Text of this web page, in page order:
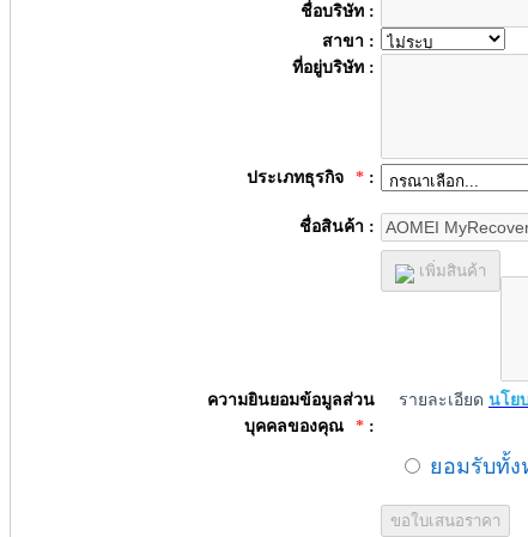
ชื่อบริษัท :
สาขา :
ที่อยู่บริษัท :
ประเภทธุรกิจ * :
ชื่อสินค้า :
เพิ่มสินค้า
ความยินยอมข้อมูลส่วน
บุคคลของคุณ
* :
รายละเอียด นโย
ยอมรับทั้ง